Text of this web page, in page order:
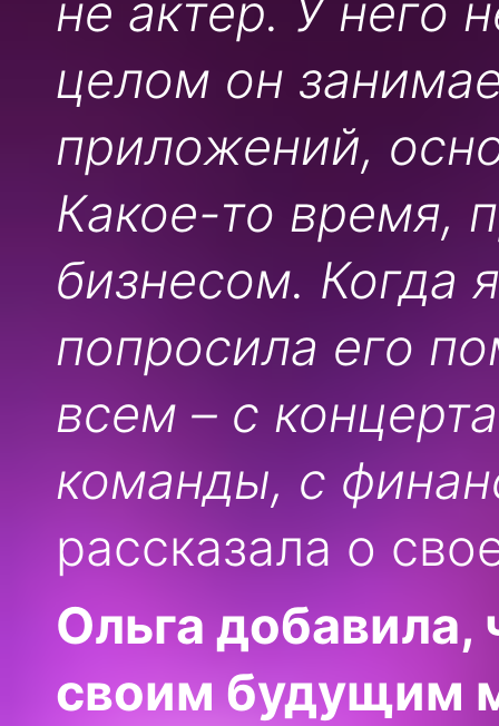
не актер. У него
целом он
приложений,
Какое-то время,
бизнесом. Когда
попросила его
всем – с
команды, с
рассказала о
Ольга добавила,
своим будущим